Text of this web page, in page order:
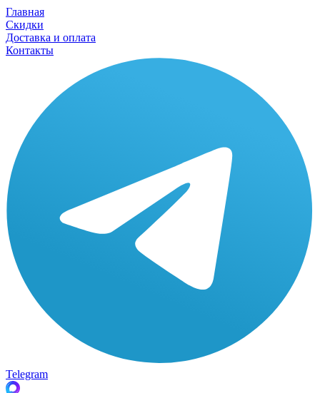
Главная
Скидки
Доставка и оплата
Контакты
Telegram